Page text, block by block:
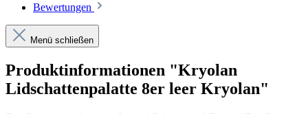
Bewertungen
Menü schließen
Produktinformationen "Kryolan
Lidschattenpalatte 8er leer Kryolan"